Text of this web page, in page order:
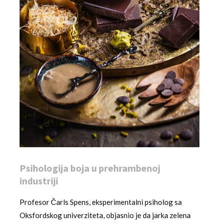
Psihologija boja u prehrambenoj
industriji
Profesor Čarls Spens, eksperimentalni psiholog sa
Oksfordskog univerziteta, objasnio je da jarka zelena